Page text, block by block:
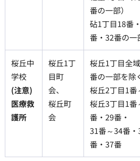
番の一部）
砧1丁目18番
番・32番の一
桜丘中
学校
(注意)
医療救
護所
桜丘1丁
目町
会、
桜丘町
会
桜丘1丁目全
番の一部を除
桜丘2丁目1番
桜丘3丁目1番
番・29番・
31番～34番
番・37番